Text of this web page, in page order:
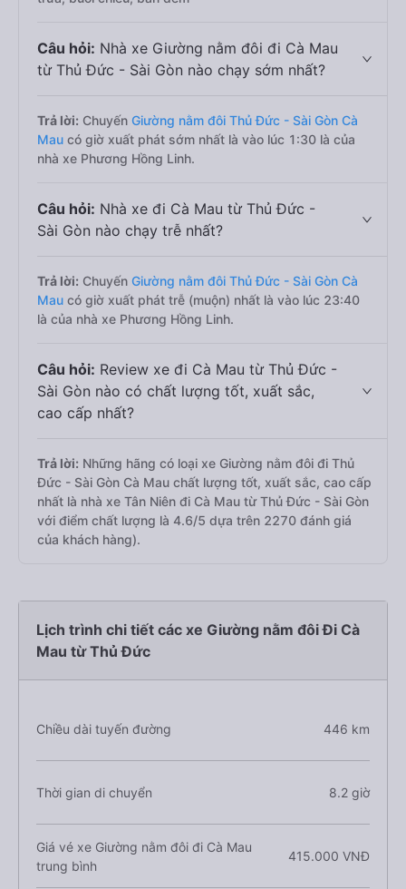
Câu hỏi: Nhà xe Giường nằm đôi đi Cà Mau
từ Thủ Đức - Sài Gòn nào chạy sớm nhất?
Trả lời: Chuyến Giường nằm đôi Thủ Đức - Sài Gòn Cà
Mau có giờ xuất phát sớm nhất là vào lúc 1:30 là của
nhà xe Phương Hồng Linh.
Câu hỏi: Nhà xe đi Cà Mau từ Thủ Đức -
Sài Gòn nào chạy trễ nhất?
Trả lời: Chuyến Giường nằm đôi Thủ Đức - Sài Gòn Cà
Mau có giờ xuất phát trễ (muộn) nhất là vào lúc 23:40
là của nhà xe Phương Hồng Linh.
Câu hỏi: Review xe đi Cà Mau từ Thủ Đức -
Sài Gòn nào có chất lượng tốt, xuất sắc,
cao cấp nhất?
Trả lời: Những hãng có loại xe Giường nằm đôi đi Thủ
Đức - Sài Gòn Cà Mau chất lượng tốt, xuất sắc, cao cấp
nhất là nhà xe Tân Niên đi Cà Mau từ Thủ Đức - Sài Gòn
với điểm chất lượng là 4.6/5 dựa trên 2270 đánh giá
của khách hàng).
Lịch trình chi tiết các xe Giường nằm đôi Đi Cà
Mau từ Thủ Đức
Chiều dài tuyến đường 446 km
Thời gian di chuyển 8.2 giờ
Giá vé xe Giường nằm đôi đi Cà Mau
trung bình
415.000 VNĐ